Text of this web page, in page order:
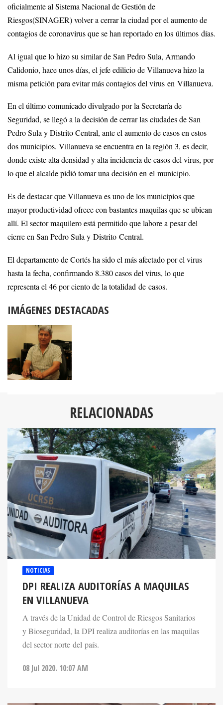
oficialmente al Sistema Nacional de Gestión de
Riesgos(SINAGER) volver a cerrar la ciudad por el aumento de
contagios de coronavirus que se han reportado en los últimos días.
Al igual que lo hizo su similar de San Pedro Sula, Armando
Calidonio, hace unos días, el jefe edilicio de Villanueva hizo la
misma petición para evitar más contagios del virus en Villanueva.
En el último comunicado divulgado por la Secretaría de
Seguridad, se llegó a la decisión de cerrar las ciudades de San
Pedro Sula y Distrito Central, ante el aumento de casos en estos
dos municipios. Villanueva se encuentra en la región 3, es decir,
donde existe alta densidad y alta incidencia de casos del virus, por
lo que el alcalde pidió tomar una decisión en el municipio.
Es de destacar que Villanueva es uno de los municipios que
mayor productividad ofrece con bastantes maquilas que se ubican
allí. El sector maquilero está permitido que labore a pesar del
cierre en San Pedro Sula y Distrito Central.
El departamento de Cortés ha sido el más afectado por el virus
hasta la fecha, confirmando 8.380 casos del virus, lo que
representa el 46 por ciento de la totalidad de casos.
IMÁGENES DESTACADAS
RELACIONADAS
NOTICIAS
DPI REALIZA AUDITORÍAS A MAQUILAS
EN VILLANUEVA
A través de la Unidad de Control de Riesgos Sanitarios
y Bioseguridad, la DPI realiza auditorías en las maquilas
del sector norte del país.
08 Jul 2020. 10:07 AM